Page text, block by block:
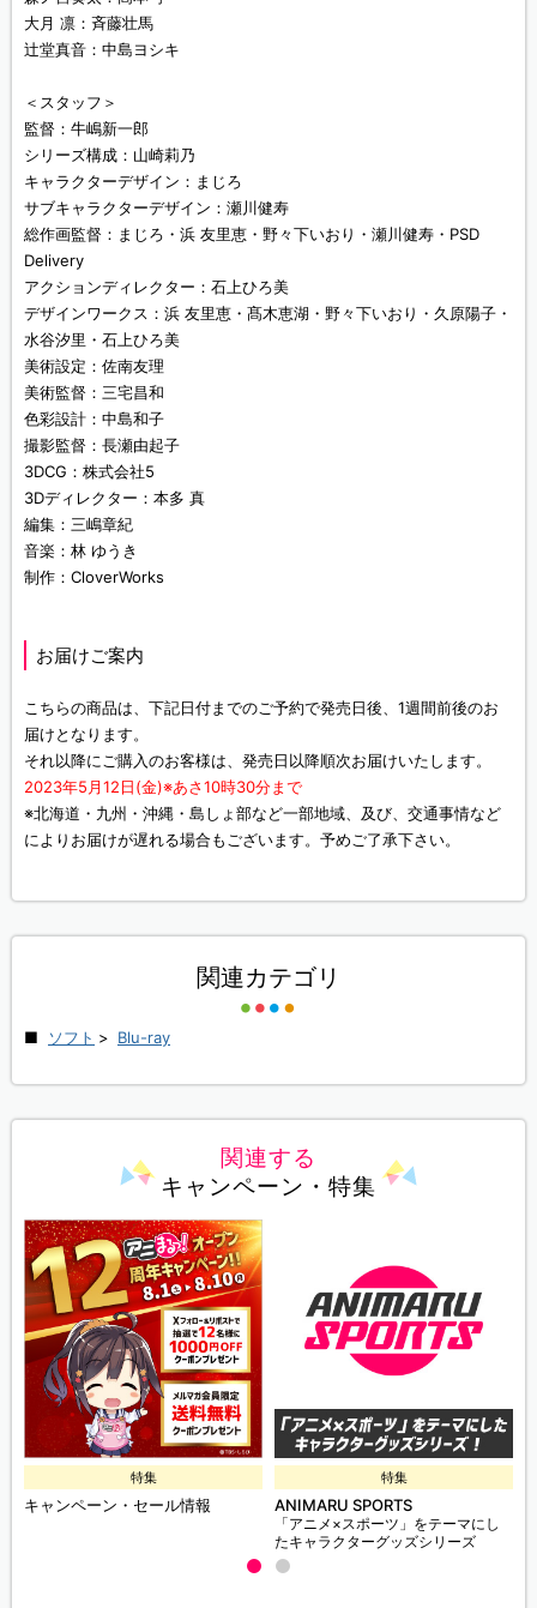
大月 凛：斉藤壮馬
辻堂真音：中島ヨシキ
＜スタッフ＞
監督：牛嶋新一郎
シリーズ構成：山崎莉乃
キャラクターデザイン：まじろ
サブキャラクターデザイン：瀬川健寿
総作画監督：まじろ・浜 友里恵・野々下いおり・瀬川健寿・PSD
Delivery
アクションディレクター：石上ひろ美
デザインワークス：浜 友里恵・髙木恵湖・野々下いおり・久原陽子・
水谷汐里・石上ひろ美
美術設定：佐南友理
美術監督：三宅昌和
色彩設計：中島和子
撮影監督：長瀬由起子
3DCG：株式会社5
3Dディレクター：本多 真
編集：三嶋章紀
音楽：林 ゆうき
制作：CloverWorks
お届けご案内
こちらの商品は、下記日付までのご予約で発売日後、1週間前後のお
届けとなります。
それ以降にご購入のお客様は、発売日以降順次お届けいたします。
2023年5月12日(金)※あさ10時30分まで
※北海道・九州・沖縄・島しょ部など一部地域、及び、交通事情など
によりお届けが遅れる場合もございます。予めご了承下さい。
関連カテゴリ
ソフト > Blu-ray
関連する
キャンペーン・特集
特集
キャンペーン・セール情報
特集
ANIMARU SPORTS
「アニメ×スポーツ」をテーマにし
たキャラクターグッズシリーズ